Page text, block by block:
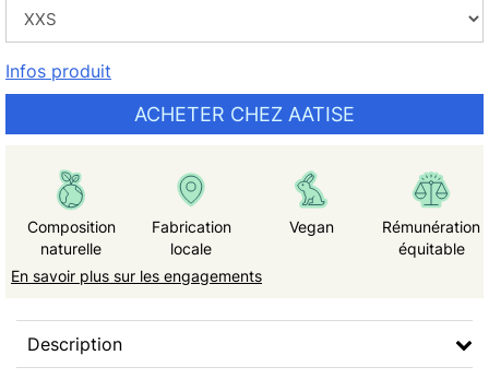
Infos produit
ACHETER CHEZ AATISE
Composition
naturelle
Fabrication
locale
Vegan
Rémunération
équitable
En savoir plus sur les engagements
Description